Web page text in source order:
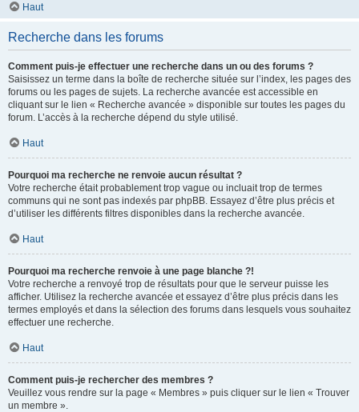
Haut
Recherche dans les forums
Comment puis-je effectuer une recherche dans un ou des forums ?
Saisissez un terme dans la boîte de recherche située sur l’index, les pages des
forums ou les pages de sujets. La recherche avancée est accessible en
cliquant sur le lien « Recherche avancée » disponible sur toutes les pages du
forum. L’accès à la recherche dépend du style utilisé.
Haut
Pourquoi ma recherche ne renvoie aucun résultat ?
Votre recherche était probablement trop vague ou incluait trop de termes
communs qui ne sont pas indexés par phpBB. Essayez d’être plus précis et
d’utiliser les différents filtres disponibles dans la recherche avancée.
Haut
Pourquoi ma recherche renvoie à une page blanche ?!
Votre recherche a renvoyé trop de résultats pour que le serveur puisse les
afficher. Utilisez la recherche avancée et essayez d’être plus précis dans les
termes employés et dans la sélection des forums dans lesquels vous souhaitez
effectuer une recherche.
Haut
Comment puis-je rechercher des membres ?
Veuillez vous rendre sur la page « Membres » puis cliquer sur le lien « Trouver
un membre ».